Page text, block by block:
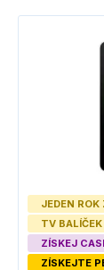
JEDEN ROK
TV
ZÍSKEJ
ZÍSKEJTE